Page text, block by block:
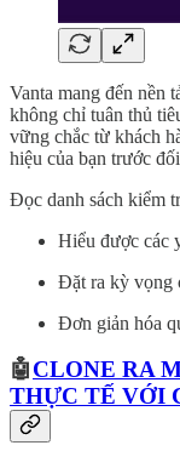
Vanta mang đến nền
không chỉ tuân thủ
vững chắc từ khách
hiệu của bạn trước
Đọc danh sách kiểm
Hiểu được các
Đặt ra kỳ vọng
Đơn giản hóa
🤖CLONE RA
THỰC TẾ VỚI